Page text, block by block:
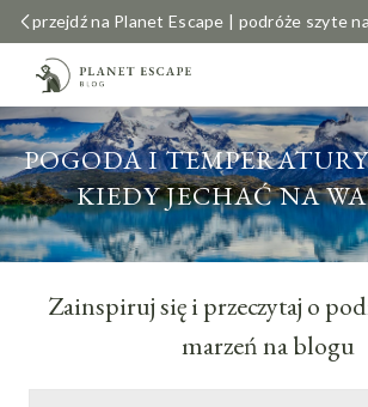
przejdź na Planet Escape | podróże szyte
POGODA I
KIEDY JECHAĆ NA
Zainspiruj się i przeczytaj o
marzeń na blogu